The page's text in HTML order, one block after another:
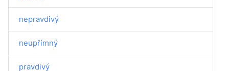
nepravdivý
neupřímný
pravdivý